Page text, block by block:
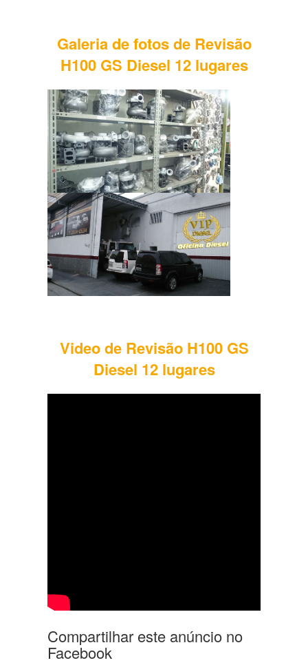
Galeria de fotos de Revisão
H100 GS Diesel 12 lugares
Video de Revisão H100 GS
Diesel 12 lugares
Compartilhar este anúncio no
Facebook